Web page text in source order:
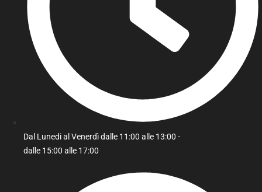
Dal Lunedi al Venerdì dalle 11:00 alle 13:00 -
dalle 15:00 alle 17:00